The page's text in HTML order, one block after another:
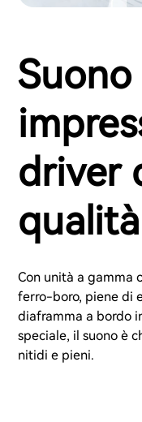
Suono
driver
qualità
Con unità a gamma
ferro-boro, piene di
diaframma a bordo
speciale, il suono è
nitidi e pieni.